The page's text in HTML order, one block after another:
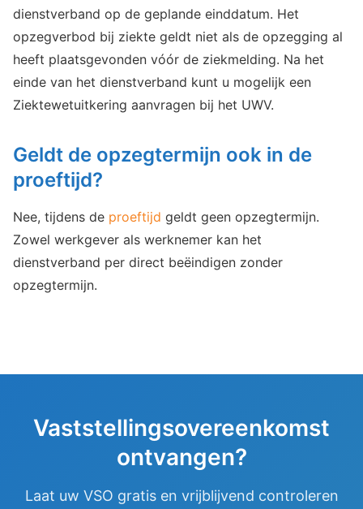
dienstverband op de geplande einddatum. Het
opzegverbod bij ziekte geldt niet als de opzegging al
heeft plaatsgevonden vóór de ziekmelding. Na het
einde van het dienstverband kunt u mogelijk een
Ziektewetuitkering aanvragen bij het UWV.
Geldt de opzegtermijn ook in de
proeftijd?
Nee, tijdens de proeftijd geldt geen opzegtermijn.
Zowel werkgever als werknemer kan het
dienstverband per direct beëindigen zonder
opzegtermijn.
Vaststellingsovereenkomst
ontvangen?
Laat uw VSO gratis en vrijblijvend controleren